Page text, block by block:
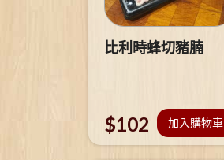
比利時蜂切豬腩
$102 加入購物車